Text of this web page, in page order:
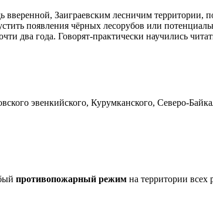
Заиграевским лесничим территории,
появления чёрных лесорубов или
два года. Говорят-практически научились
эвенкийского, Курумканского, Северо-
противопожарный режим на территории всех